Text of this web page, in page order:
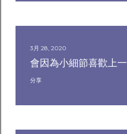
3月 28, 2020
會因為小細節喜歡上
分享